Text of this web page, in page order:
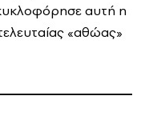
αυτή η
«αθώας»